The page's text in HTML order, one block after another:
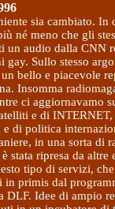
sia cambiato. In
né meno che gli
un audio dalla CNN
gay. Sullo stesso
bello e piacevole
Insomma
ci aggiornavamo
e di INTERNET,
di politica
in una sorta di
stata ripresa da altre
tipo di servizi,
in primis dal
DLF. Idee di ampio